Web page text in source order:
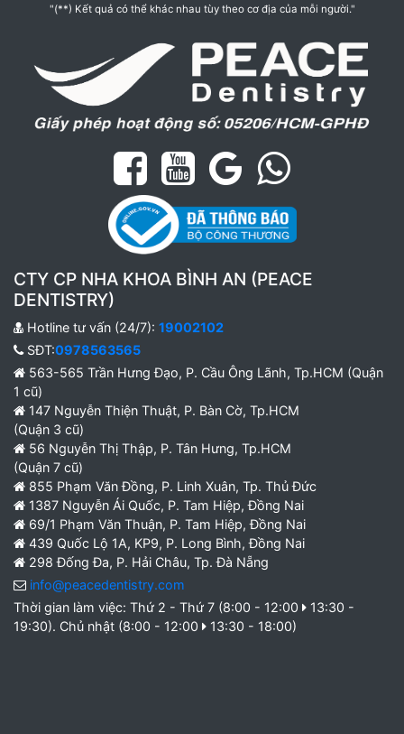
"(**) Kết quả có thể khác nhau tùy theo cơ địa của mỗi người."
CTY CP NHA KHOA BÌNH AN (PEACE
DENTISTRY)
Hotline tư vấn (24/7): 19002102
SĐT:0978563565
563-565 Trần Hưng Đạo, P. Cầu Ông Lãnh, Tp.HCM (Quận
1 cũ)
147 Nguyễn Thiện Thuật, P. Bàn Cờ, Tp.HCM
(Quận 3 cũ)
56 Nguyễn Thị Thập, P. Tân Hưng, Tp.HCM
(Quận 7 cũ)
855 Phạm Văn Đồng, P. Linh Xuân, Tp. Thủ Đức
1387 Nguyễn Ái Quốc, P. Tam Hiệp, Đồng Nai
69/1 Phạm Văn Thuận, P. Tam Hiệp, Đồng Nai
439 Quốc Lộ 1A, KP9, P. Long Bình, Đồng Nai
298 Đống Đa, P. Hải Châu, Tp. Đà Nẵng
info@peacedentistry.com
Thời gian làm việc: Thứ 2 - Thứ 7 (8:00 - 12:00
13:30 -
19:30). Chủ nhật (8:00 - 12:00
13:30 - 18:00)